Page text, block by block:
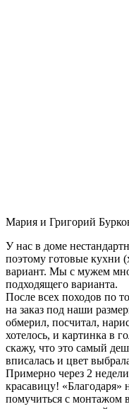
Мария и Григорий
У нас в доме
поэтому готовые кухни
вариант. Мы с мужем
подходящего варианта.
После всех походов по
на заказ под наши
обмерил, посчитал,
хотелось, и картинка в
скажу, что это самый
вписалась и цвет
Примерно через 2
красавицу!
помучиться с монтажом